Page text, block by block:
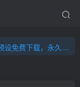
富，容量高达20T，不断更新！点击进入……
富，容量高达20T，不断更新！点击进入……